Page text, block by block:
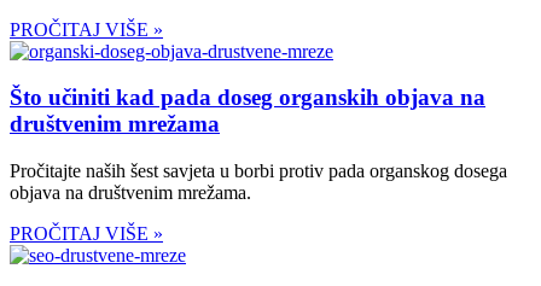
PROČITAJ VIŠE »
Što učiniti kad pada doseg organskih objava na
društvenim mrežama
Pročitajte naših šest savjeta u borbi protiv pada organskog dosega
objava na društvenim mrežama.
PROČITAJ VIŠE »